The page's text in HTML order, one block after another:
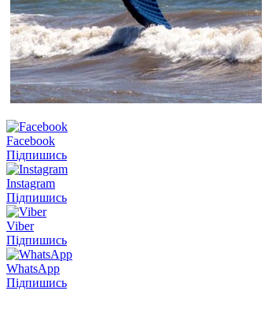
Facebook
Підпишись
Instagram
Підпишись
Viber
Підпишись
WhatsApp
Підпишись